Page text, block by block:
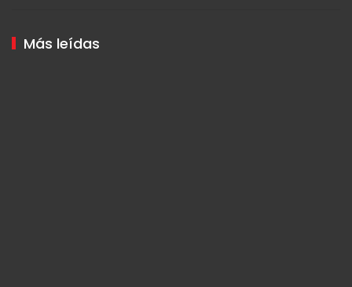
Más leídas